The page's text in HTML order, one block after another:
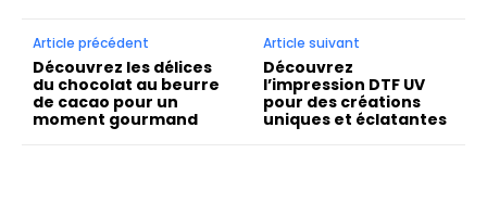
Article précédent
Découvrez les délices
du chocolat au beurre
de cacao pour un
moment gourmand
Article suivant
Découvrez
l’impression DTF UV
pour des créations
uniques et éclatantes